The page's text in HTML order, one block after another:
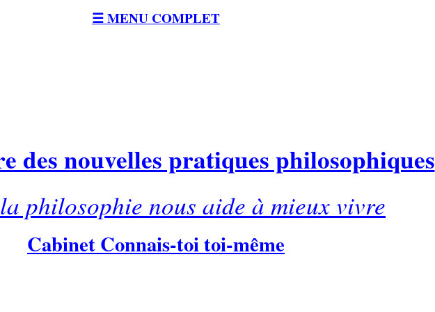
☰ MENU COMPLET
des nouvelles pratiques philosophiques
philosophie nous aide à mieux vivre
Cabinet Connais-toi toi-même